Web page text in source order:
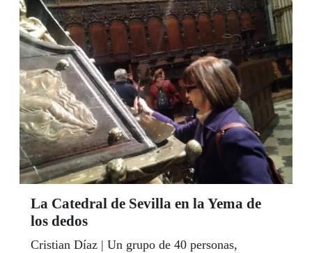
sus vidas, y a los vendedores y a los hombres y
mujeres que conforman la ONCE y su Grupo
Social. “Espero estar a la altura de la sonrisa de
esos niños”, dijo. La ilusión lo inundará todo en
días, en la Noche de Reyes, el próximo día 5.
La Catedral de Sevilla en la Yema de
los dedos
Cristian Díaz | Un grupo de 40 personas,